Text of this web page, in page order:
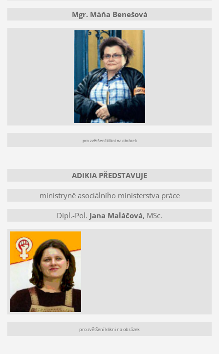
Mgr. Máňa Benešová
pro zvětšení klikni na obrázek
ADIKIA PŘEDSTAVUJE
ministryně asociálního ministerstva práce
Dipl.-Pol. Jana Maláčová, MSc.
pro zvětšení klikni na obrázek